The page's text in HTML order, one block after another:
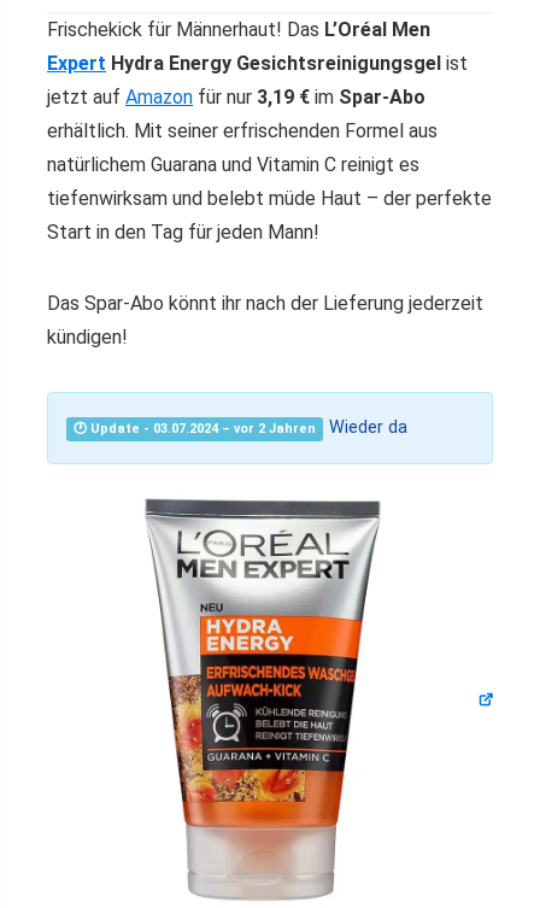
Frischekick für Männerhaut! Das L’Oréal Men
Expert Hydra Energy Gesichtsreinigungsgel ist
jetzt auf Amazon für nur 3,19 € im Spar-Abo
erhältlich. Mit seiner erfrischenden Formel aus
natürlichem Guarana und Vitamin C reinigt es
tiefenwirksam und belebt müde Haut – der perfekte
Start in den Tag für jeden Mann!
Das Spar-Abo könnt ihr nach der Lieferung jederzeit
kündigen!
🕐 Update - 03.07.2024 – vor 2 Jahren Wieder da